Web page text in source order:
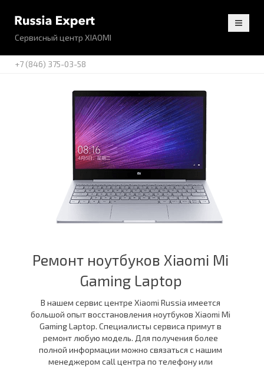
Сервисный центр XIAOMI
+7 (846) 375-03-58
Ремонт ноутбуков Xiaomi Mi
Gaming Laptop
В нашем сервис центре Xiaomi Russia имеется
большой опыт восстановления ноутбуков Xiaomi Mi
Gaming Laptop. Специалисты сервиса примут в
ремонт любую модель. Для получения более
полной информации можно связаться с нашим
менеджером call центра по телефону или